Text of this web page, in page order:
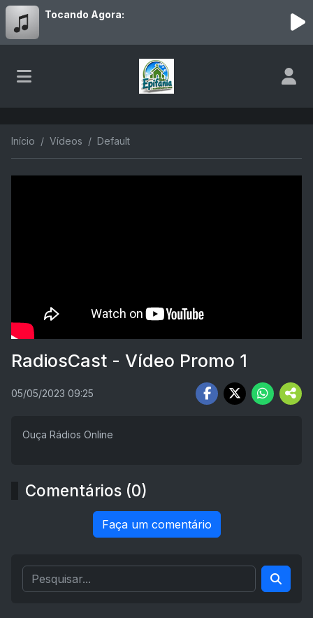
Tocando Agora:
Início Vídeos Default
RadiosCast - Vídeo Promo 1
05/05/2023 09:25
Ouça Rádios Online
Comentários (0)
Faça um comentário